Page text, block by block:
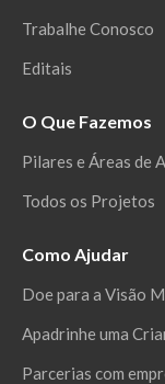
Trabalhe Conosco
Editais
O Que Fazemos
Pilares e Áreas de
Todos os Projetos
Como Ajudar
Doe para a Visão
Apadrinhe uma
Parcerias com